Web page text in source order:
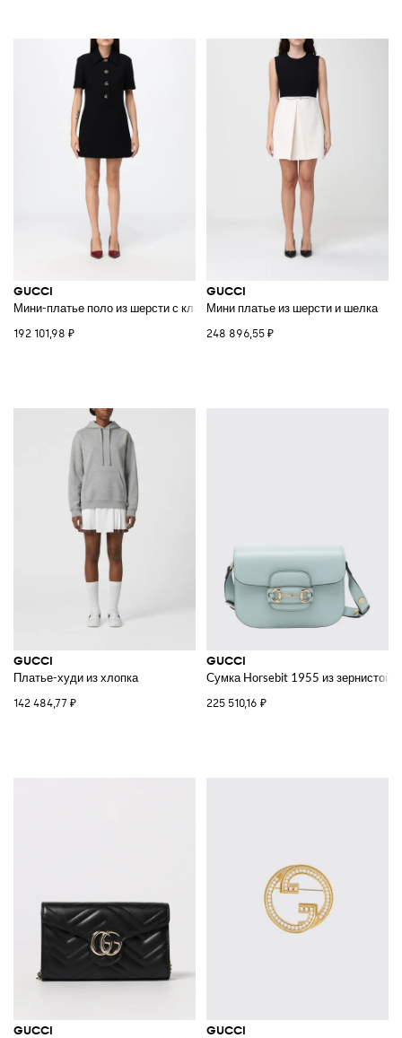
GUCCI
Мини-платье поло из шерсти с классическим воротником и короткими
192 101,98 ₽
GUCCI
Мини платье из шерсти и шелка
248 896,55 ₽
GUCCI
Платье-худи из хлопка
142 484,77 ₽
GUCCI
Сумка Horsebit 1955 из зернистой
225 510,16 ₽
GUCCI GUCCI